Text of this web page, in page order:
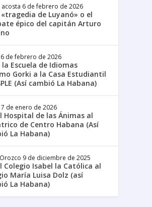
acosta 6 de febrero de 2026
«tragedia de Luyanó» o el
épico del capitán Arturo
6 de febrero de 2026
la Escuela de Idiomas
Gorki a la Casa Estudiantil
(Así cambió La Habana)
de enero de 2026
Hospital de las Ánimas al
de Centro Habana (Así
La Habana)
9 de diciembre de 2025
Colegio Isabel la Católica al
María Luisa Dolz (así
La Habana)